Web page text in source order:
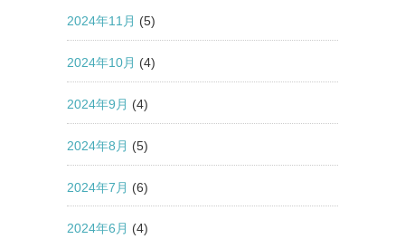
2024年11月 (5)
2024年10月 (4)
2024年9月 (4)
2024年8月 (5)
2024年7月 (6)
2024年6月 (4)